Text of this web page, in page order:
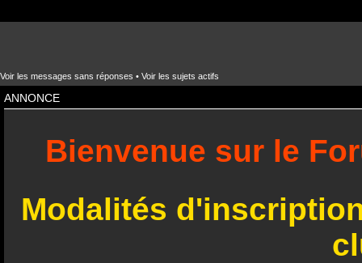
Voir les messages sans réponses • Voir les sujets actifs
ANNONCE
Bienvenue sur le
Modalités